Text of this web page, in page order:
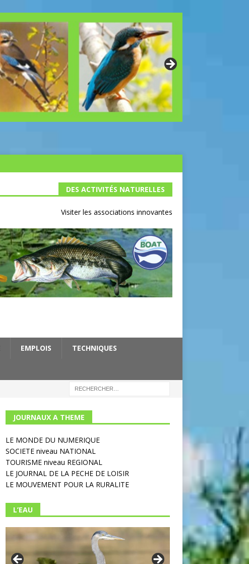
DES ACTIVITÉS NATURELLES
Visiter les associations innovantes
EMPLOIS TECHNIQUES
JOURNAUX A THEME
LE MONDE DU NUMERIQUE
SOCIETE niveau NATIONAL
TOURISME niveau REGIONAL
LE JOURNAL DE LA PECHE DE LOISIR
LE MOUVEMENT POUR LA RURALITE
L’EAU